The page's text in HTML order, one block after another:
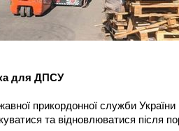
для ДПСУ
прикордонної служби
та відновлюватися після